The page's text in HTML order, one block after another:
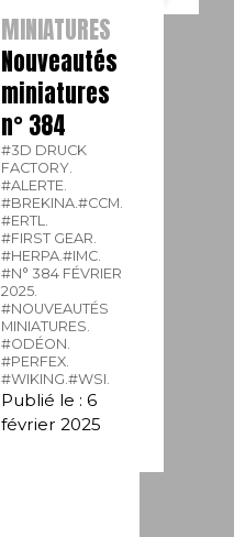
MINIATURES
Nouveautés
miniatures
n° 384
#3D DRUCK
FACTORY.
#ALERTE.
#BREKINA.#CCM.
#ERTL.
#FIRST GEAR.
#HERPA.#IMC.
#N° 384 FÉVRIER
2025.
#NOUVEAUTÉS
MINIATURES.
#ODÉON.
#PERFEX.
#WIKING.#WSI.
Publié le : 6
février 2025